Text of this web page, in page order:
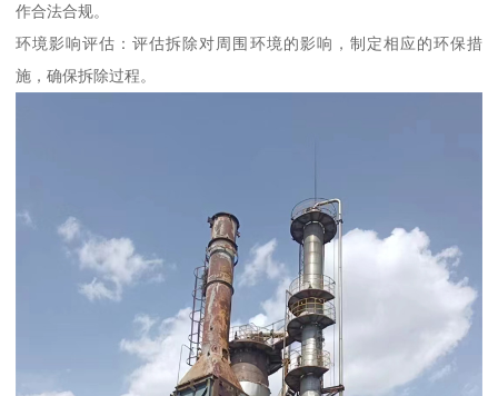
作合法合规。
环境影响评估：评估拆除对周围环境的影响，制定相应的环保措
施，确保拆除过程。